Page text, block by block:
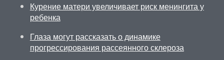
Курение матери увеличивает риск менингита у
ребенка
Глаза могут рассказать о динамике
прогрессирования рассеянного склероза